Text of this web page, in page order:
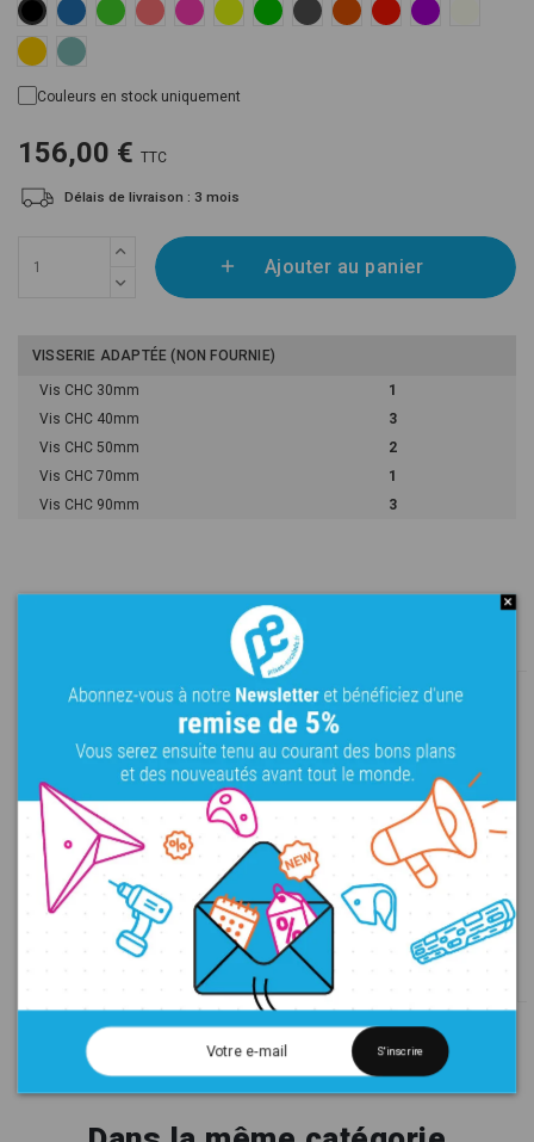
Black RAL 9005
Blue RAL 5015
Fluoro Green Pantone 802C
Fluoro Orange Pantone 805C
Fluoro Pink Pantone 806C
Fluoro Yellow RAL 1026
Green RAL 6002
Grey RAL 7001
Orange RAL 2004
Red RAL 3020Violet RAL 4008
Yellow Pantone 116C
Blue Mint RAL 6027
Couleurs en stock uniquement
156,00 € TTC
Délais de livraison : 3 mois
Ajouter au panier
VISSERIE ADAPTÉE (NON FOURNIE)
Vis CHC 30mm
1
Vis CHC 40mm
3
Vis CHC 50mm
2
Vis CHC 70mm
1
Vis CHC 90mm
3
Dans la même gamme
Fresh Line - Mini Jugs 1
PE
150,00 €
Fresh Line - Edges 2
M
156,00 €
S'inscrire